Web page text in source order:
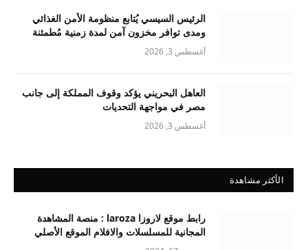
الرئيس السيسي يُتابع منظومة الأمن الغذائي
ومدى توافر مخزون آمن لمدة زمنية مُطمئنة
أغسطس 3, 2026
العاهل البحريني يؤكد وقوف المملكة إلى جانب
مصر في مواجهة التحديات
أغسطس 3, 2026
الأكثر مشاهدة
رابط موقع لاروزا laroza : منصة المشاهدة
المجانية للمسلسلات والافلام الموقع الأصلي